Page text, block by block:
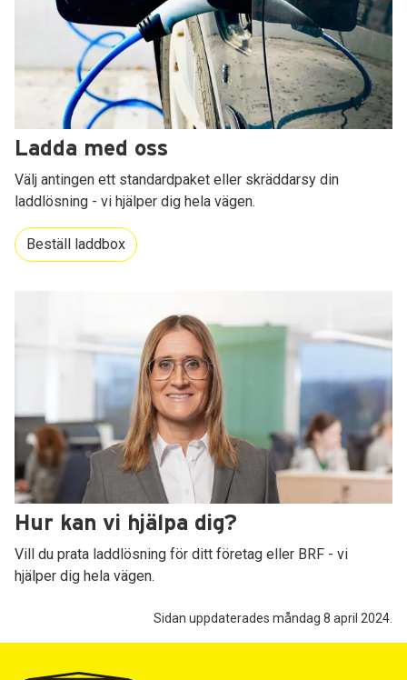
Ladda med oss
Välj antingen ett standardpaket eller skräddarsy din
laddlösning - vi hjälper dig hela vägen.
Beställ laddbox
Hur kan vi hjälpa dig?
Vill du prata laddlösning för ditt företag eller BRF - vi
hjälper dig hela vägen.
Sidan uppdaterades måndag 8 april 2024.